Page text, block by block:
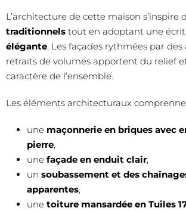
L’architecture de cette maison s’inspire
traditionnels tout en adoptant une
élégante. Les façades rythmées par des
retraits de volumes apportent du relief
caractère de l’ensemble.
Les éléments architecturaux
une maçonnerie en briques avec
pierre,
une façade en enduit clair,
un soubassement et des
apparentes,
une toiture mansardée en Tuiles